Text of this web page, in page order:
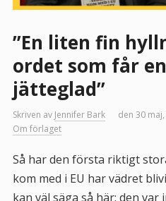
”En liten fin
ordet som får
jätteglad”
Skriven av Jennifer Bark den 30
Om förlaget
Så har den första riktigt
kom med i EU har vädret
kan väl säga så här: den